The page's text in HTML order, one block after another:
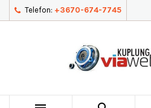
Telefon: +3670-674-7745